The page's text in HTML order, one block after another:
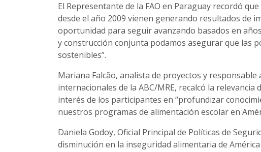
El Representante de la FAO en Paraguay recordó
desde el año 2009 vienen generando resultados de
oportunidad para seguir avanzando basados en
y construcción conjunta podamos asegurar que las
sostenibles”.
Mariana Falcão, analista de proyectos y
internacionales de la ABC/MRE, recalcó la
interés de los participantes en “profundizar
nuestros programas de alimentación escolar en
Daniela Godoy, Oficial Principal de Políticas de
disminución en la inseguridad alimentaria de